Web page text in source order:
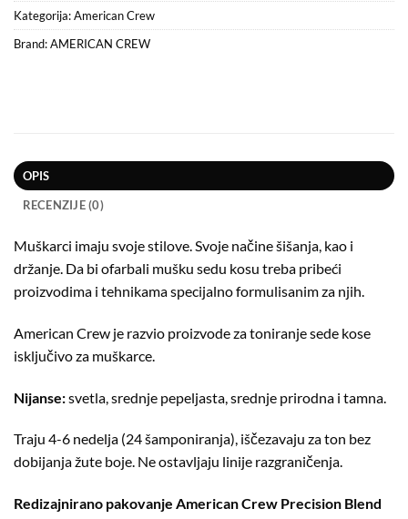
Kategorija:American Crew
Brand:AMERICAN CREW
OPIS
RECENZIJE (0)
Muškarci imaju svoje stilove. Svoje načine šišanja, kao i
držanje. Da bi ofarbali mušku sedu kosu treba pribeći
proizvodima i tehnikama specijalno formulisanim za njih.
American Crew je razvio proizvode za toniranje sede kose
isključivo za muškarce.
Nijanse:svetla, srednje pepeljasta, srednje prirodna i tamna.
Traju 4-6 nedelja (24 šamponiranja), iščezavaju za ton bez
dobijanja žute boje. Ne ostavljaju linije razgraničenja.
Redizajnirano pakovanje American Crew Precision Blend